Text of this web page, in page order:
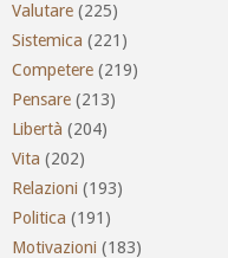
Valutare (225)
Sistemica (221)
Competere (219)
Pensare (213)
Libertà (204)
Vita (202)
Relazioni (193)
Politica (191)
Motivazioni (183)